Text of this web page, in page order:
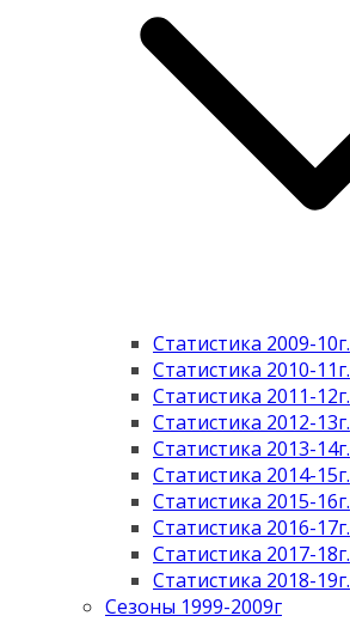
Статистика 2009-10г.
Статистика 2010-11г.
Статистика 2011-12г.
Статистика 2012-13г.
Статистика 2013-14г.
Статистика 2014-15г.
Статистика 2015-16г.
Статистика 2016-17г.
Статистика 2017-18г.
Статистика 2018-19г.
Сезоны 1999-2009г